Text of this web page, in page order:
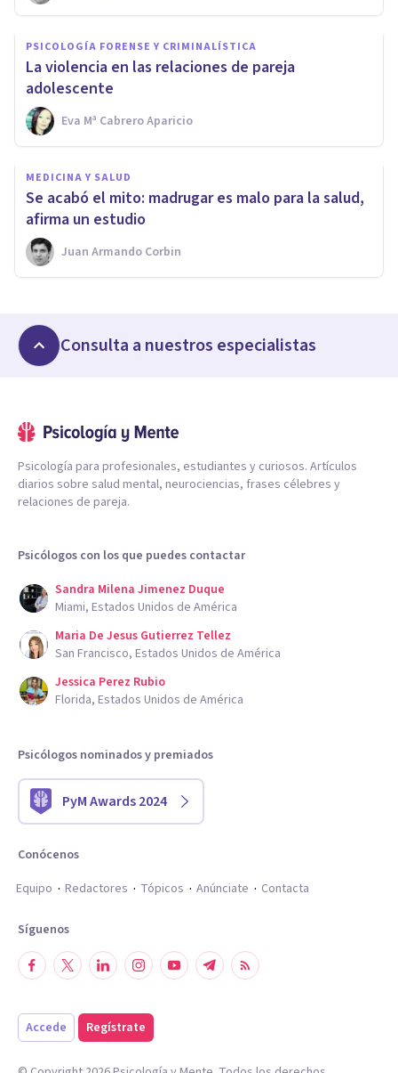
PSICOLOGÍA FORENSE Y CRIMINALÍSTICA
La violencia en las relaciones de pareja
adolescente
Eva Mª Cabrero Aparicio
MEDICINA Y SALUD
​Se acabó el mito: madrugar es malo para la salud,
afirma un estudio
Juan Armando Corbin
Consulta a nuestros especialistas
Psicología para profesionales, estudiantes y curiosos. Artículos
diarios sobre salud mental, neurociencias, frases célebres y
relaciones de pareja.
Psicólogos con los que puedes contactar
Sandra Milena Jimenez Duque
Miami, Estados Unidos de América
Maria De Jesus Gutierrez Tellez
San Francisco, Estados Unidos de América
Jessica Perez Rubio
Florida, Estados Unidos de América
Psicólogos nominados y premiados
PyM Awards 2024
Conócenos
Equipo
Redactores Tópicos Anúnciate Contacta
Síguenos
Accede Regístrate